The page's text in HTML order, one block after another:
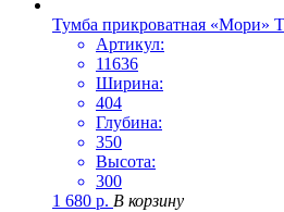
Тумба прикроватная «Мори»
Артикул:
11636
Ширина:
404
Глубина:
350
Высота:
300
1 680 р. В корзину